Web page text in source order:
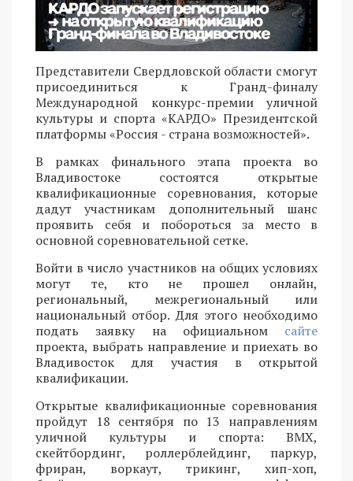
Представители Свердловской области смогут
присоединиться к Гранд-финалу
Международной конкурс-премии уличной
культуры и спорта «КАРДО» Президентской
платформы «Россия - страна возможностей».
В рамках финального этапа проекта во
Владивостоке состоятся открытые
квалификационные соревнования, которые
дадут участникам дополнительный шанс
проявить себя и побороться за место в
основной соревновательной сетке.
Войти в число участников на общих условиях
могут те, кто не прошел онлайн,
региональный, межрегиональный или
национальный отбор. Для этого необходимо
подать заявку на официальном сайте
проекта, выбрать направление и приехать во
Владивосток для участия в открытой
квалификации.
Открытые квалификационные соревнования
пройдут 18 сентября по 13 направлениям
уличной культуры и спорта: BMX,
скейтбординг, роллерблейдинг, паркур,
фриран, воркаут, трикинг, хип-хоп,